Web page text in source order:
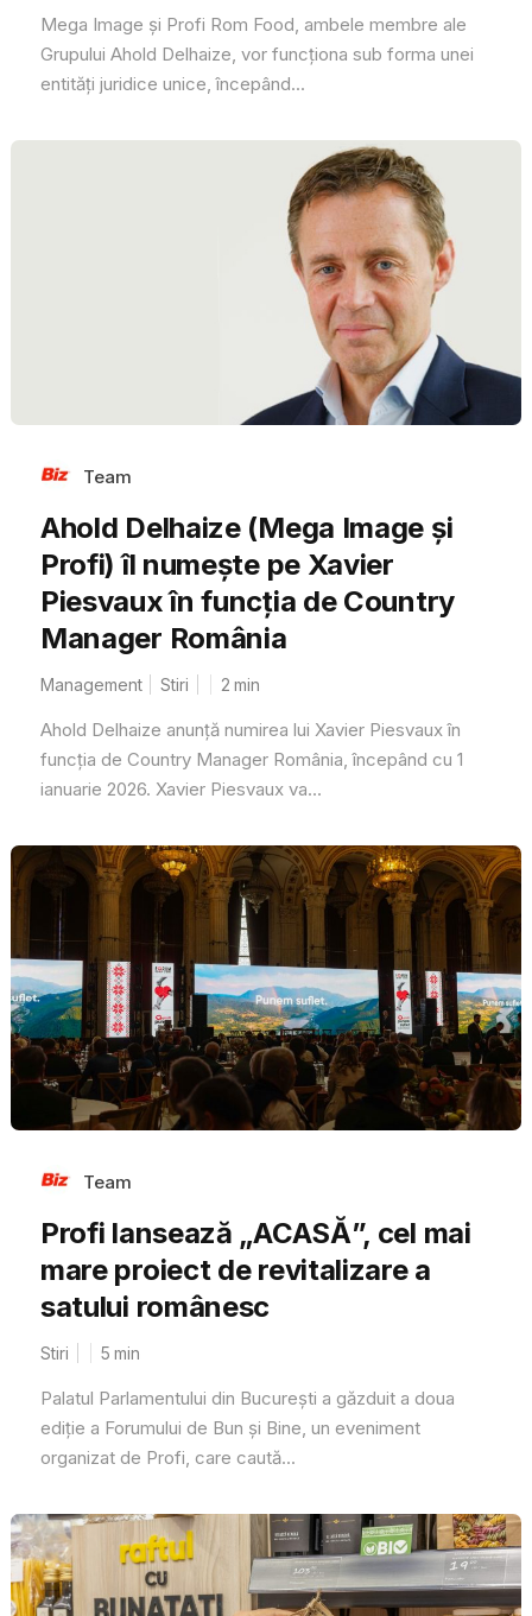
Mega Image și Profi Rom Food, ambele membre ale
Grupului Ahold Delhaize, vor funcționa sub forma unei
entități juridice unice, începând...
Team
Ahold Delhaize (Mega Image și
Profi) îl numește pe Xavier
Piesvaux în funcția de Country
Manager România
Management Stiri 2 min
Ahold Delhaize anunță numirea lui Xavier Piesvaux în
funcția de Country Manager România, începând cu 1
ianuarie 2026. Xavier Piesvaux va...
Team
Profi lansează „ACASĂ”, cel mai
mare proiect de revitalizare a
satului românesc
Stiri 5 min
Palatul Parlamentului din București a găzduit a doua
ediție a Forumului de Bun și Bine, un eveniment
organizat de Profi, care caută...